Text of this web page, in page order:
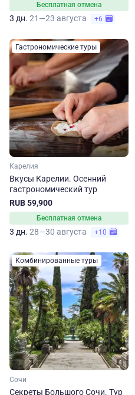
Бесплатная отмена
3 дн. 21—23 августа +6
Гастрономические туры
Карелия
Вкусы Карелии. Осенний
гастрономический тур
RUB 59,900
Бесплатная отмена
3 дн. 28—30 августа +10
Комбинированные туры
Сочи
Секреты Большого Сочи. Тур